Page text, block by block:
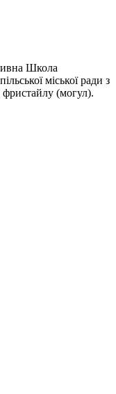
Школа
міської ради з
(могул).